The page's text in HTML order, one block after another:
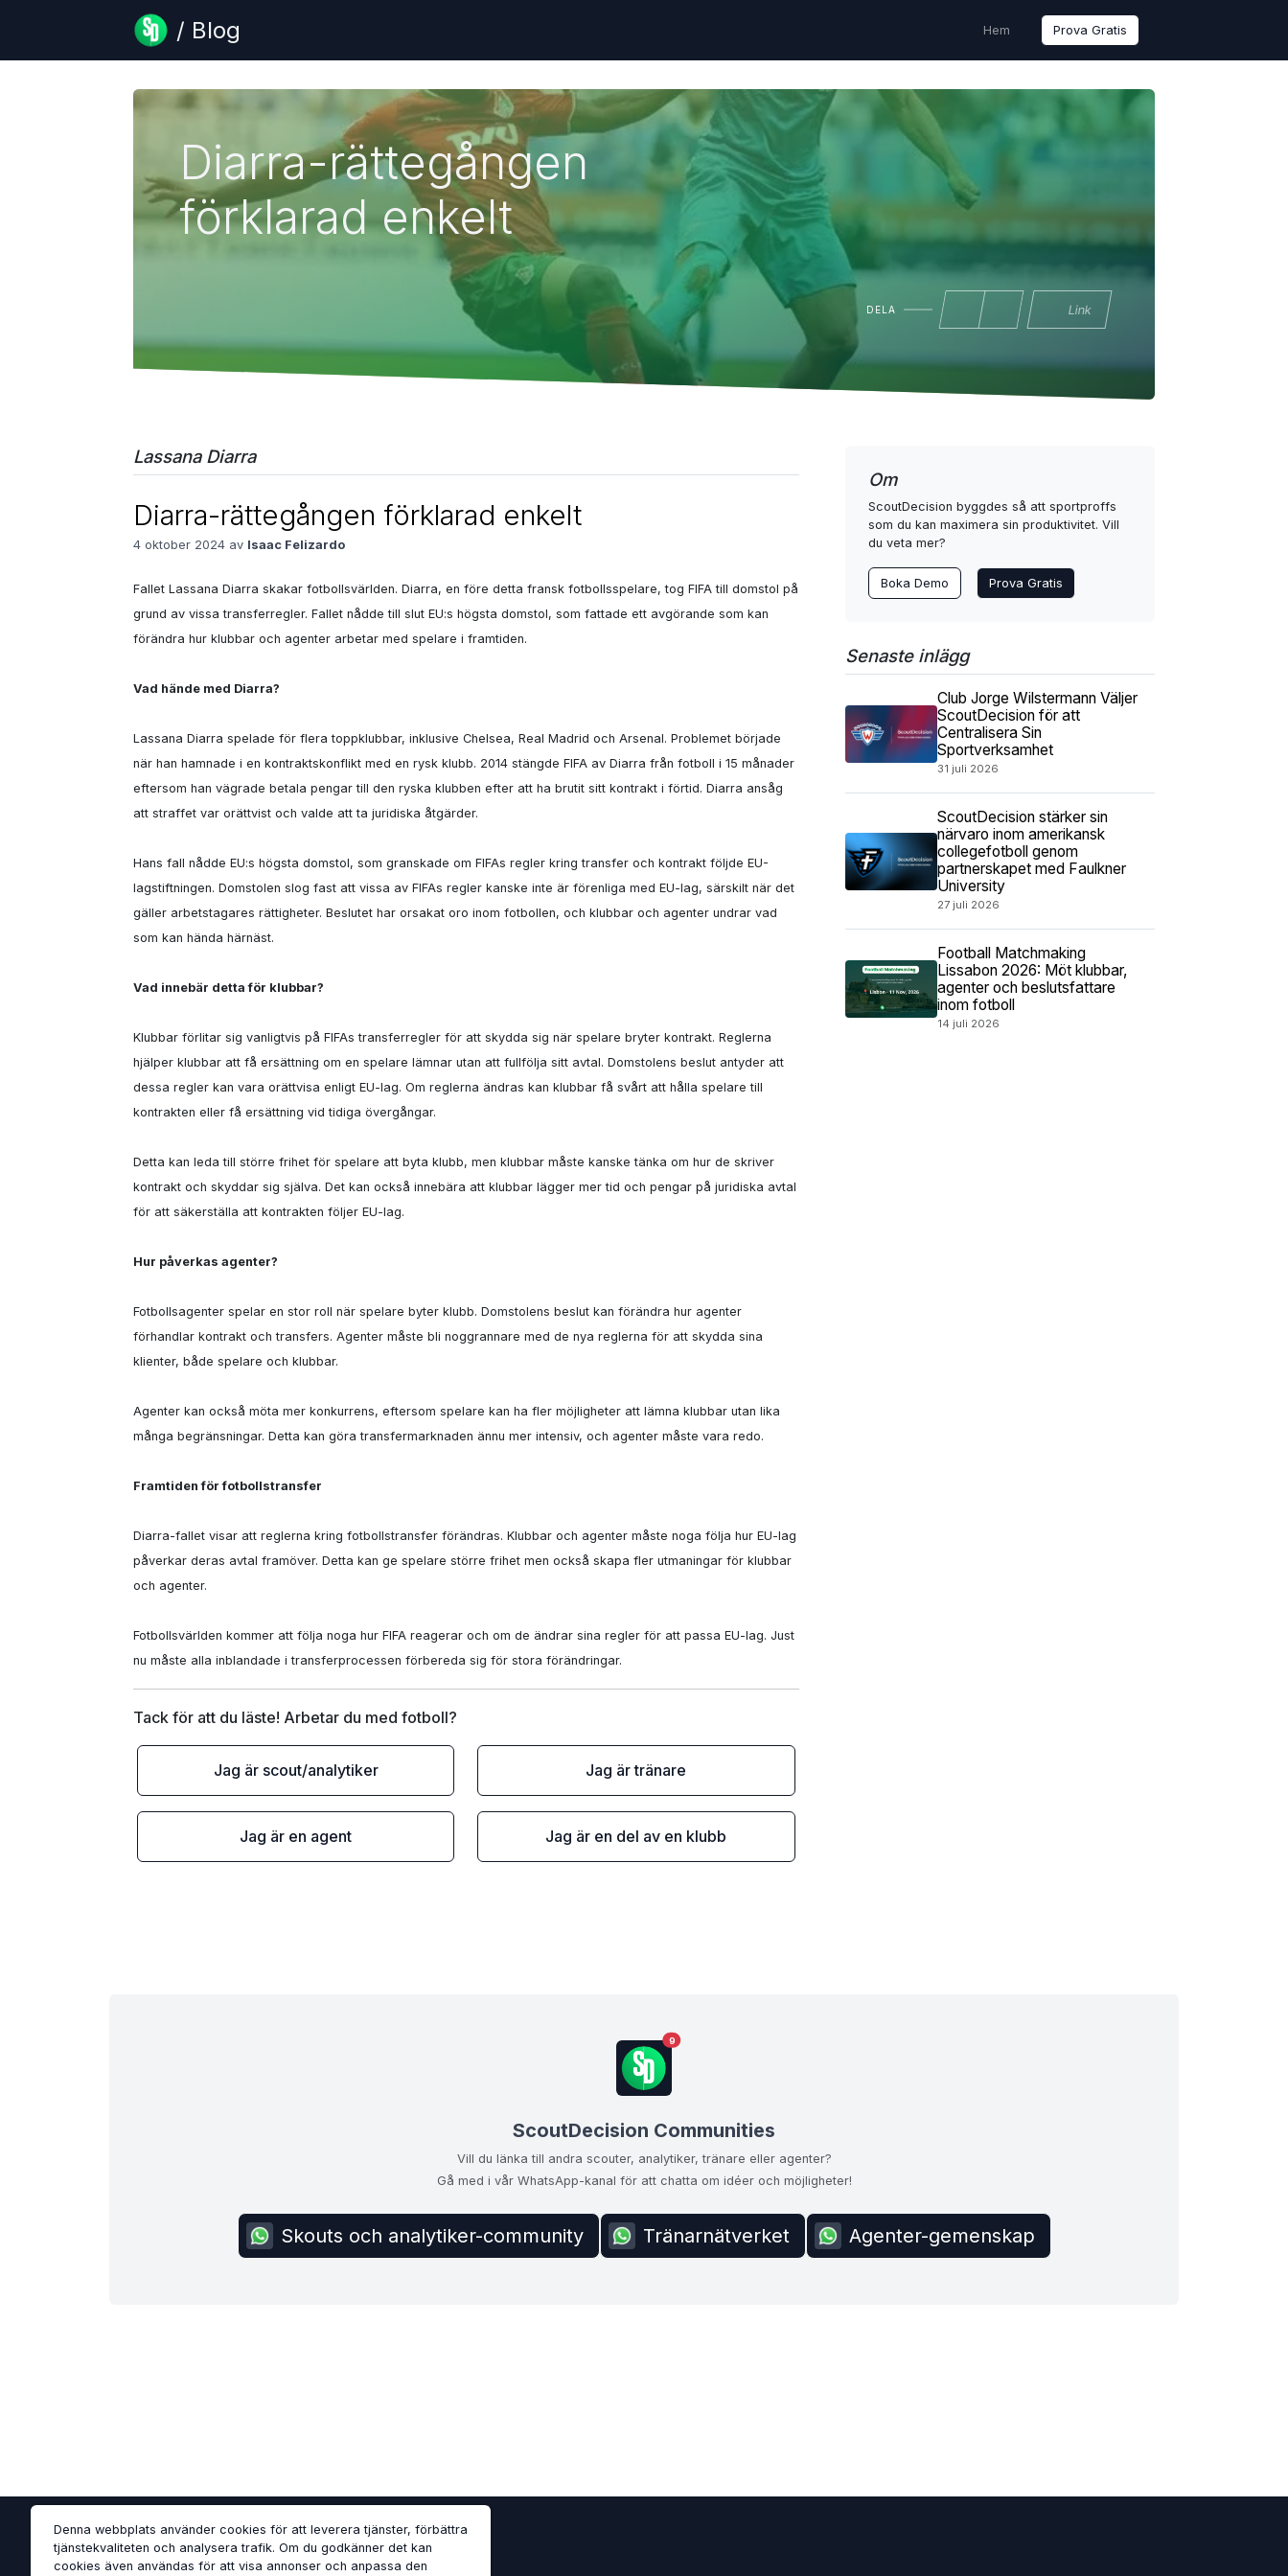
/ Blog Hem Prova Gratis
Diarra-rättegången
förklarad enkelt
DELA Link
Lassana Diarra
Diarra-rättegången förklarad enkelt
4 oktober 2024 av Isaac Felizardo
Fallet Lassana Diarra skakar fotbollsvärlden. Diarra, en före detta fransk fotbollsspelare, tog FIFA till domstol på
grund av vissa transferregler. Fallet nådde till slut EU:s högsta domstol, som fattade ett avgörande som kan
förändra hur klubbar och agenter arbetar med spelare i framtiden.
Vad hände med Diarra?
Lassana Diarra spelade för flera toppklubbar, inklusive Chelsea, Real Madrid och Arsenal. Problemet började
när han hamnade i en kontraktskonflikt med en rysk klubb. 2014 stängde FIFA av Diarra från fotboll i 15 månader
eftersom han vägrade betala pengar till den ryska klubben efter att ha brutit sitt kontrakt i förtid. Diarra ansåg
att straffet var orättvist och valde att ta juridiska åtgärder.
Hans fall nådde EU:s högsta domstol, som granskade om FIFAs regler kring transfer och kontrakt följde EU-
lagstiftningen. Domstolen slog fast att vissa av FIFAs regler kanske inte är förenliga med EU-lag, särskilt när det
gäller arbetstagares rättigheter. Beslutet har orsakat oro inom fotbollen, och klubbar och agenter undrar vad
som kan hända härnäst.
Vad innebär detta för klubbar?
Klubbar förlitar sig vanligtvis på FIFAs transferregler för att skydda sig när spelare bryter kontrakt. Reglerna
hjälper klubbar att få ersättning om en spelare lämnar utan att fullfölja sitt avtal. Domstolens beslut antyder att
dessa regler kan vara orättvisa enligt EU-lag. Om reglerna ändras kan klubbar få svårt att hålla spelare till
kontrakten eller få ersättning vid tidiga övergångar.
Detta kan leda till större frihet för spelare att byta klubb, men klubbar måste kanske tänka om hur de skriver
kontrakt och skyddar sig själva. Det kan också innebära att klubbar lägger mer tid och pengar på juridiska avtal
för att säkerställa att kontrakten följer EU-lag.
Hur påverkas agenter?
Fotbollsagenter spelar en stor roll när spelare byter klubb. Domstolens beslut kan förändra hur agenter
förhandlar kontrakt och transfers. Agenter måste bli noggrannare med de nya reglerna för att skydda sina
klienter, både spelare och klubbar.
Agenter kan också möta mer konkurrens, eftersom spelare kan ha fler möjligheter att lämna klubbar utan lika
många begränsningar. Detta kan göra transfermarknaden ännu mer intensiv, och agenter måste vara redo.
Framtiden för fotbollstransfer
Diarra-fallet visar att reglerna kring fotbollstransfer förändras. Klubbar och agenter måste noga följa hur EU-lag
påverkar deras avtal framöver. Detta kan ge spelare större frihet men också skapa fler utmaningar för klubbar
och agenter.
Fotbollsvärlden kommer att följa noga hur FIFA reagerar och om de ändrar sina regler för att passa EU-lag. Just
nu måste alla inblandade i transferprocessen förbereda sig för stora förändringar.
Tack för att du läste! Arbetar du med fotboll?
Jag är scout/analytiker Jag är tränare
Jag är en agent Jag är en del av en klubb
Om
ScoutDecision byggdes så att sportproffs
som du kan maximera sin produktivitet. Vill
du veta mer?
Boka Demo Prova Gratis
Senaste inlägg
Club Jorge Wilstermann Väljer
ScoutDecision för att
Centralisera Sin
Sportverksamhet
31 juli 2026
ScoutDecision stärker sin
närvaro inom amerikansk
collegefotboll genom
partnerskapet med Faulkner
University
27 juli 2026
Football Matchmaking
Lissabon 2026: Möt klubbar,
agenter och beslutsfattare
inom fotboll
14 juli 2026
9
ScoutDecision Communities
Vill du länka till andra scouter, analytiker, tränare eller agenter?
Gå med i vår WhatsApp-kanal för att chatta om idéer och möjligheter!
Skouts och analytiker-community Tränarnätverket Agenter-gemenskap
Denna webbplats använder cookies för att leverera tjänster, förbättra
tjänstekvaliteten och analysera trafik. Om du godkänner det kan
cookies även användas för att visa annonser och anpassa den